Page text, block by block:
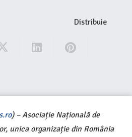
Distribuie
) – Asociație Națională de
unica organizație din România